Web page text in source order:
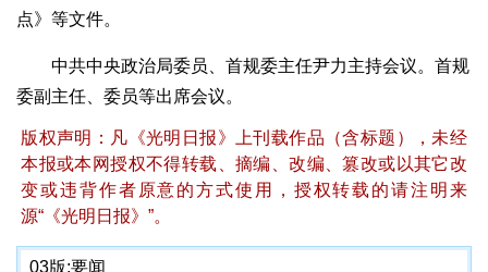
点》等文件。
中共中央政治局委员、首规委主任尹力主持会议。首规
委副主任、委员等出席会议。
版权声明：凡《光明日报》上刊载作品（含标题），未经
本报或本网授权不得转载、摘编、改编、篡改或以其它改
变或违背作者原意的方式使用，授权转载的请注明来
源“《光明日报》”。
03版:要闻